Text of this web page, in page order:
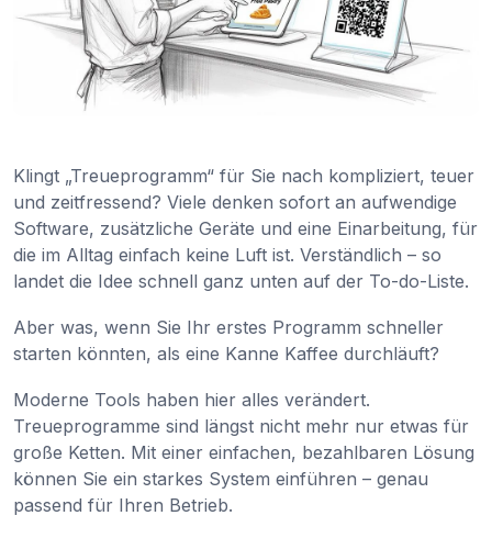
Klingt „Treueprogramm“ für Sie nach kompliziert, teuer
und zeitfressend? Viele denken sofort an aufwendige
Software, zusätzliche Geräte und eine Einarbeitung, für
die im Alltag einfach keine Luft ist. Verständlich – so
landet die Idee schnell ganz unten auf der To-do-Liste.
Aber was, wenn Sie Ihr erstes Programm schneller
starten könnten, als eine Kanne Kaffee durchläuft?
Moderne Tools haben hier alles verändert.
Treueprogramme sind längst nicht mehr nur etwas für
große Ketten. Mit einer einfachen, bezahlbaren Lösung
können Sie ein starkes System einführen – genau
passend für Ihren Betrieb.